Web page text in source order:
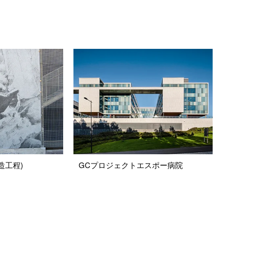
工程) GCプロジェクトエスポー病院